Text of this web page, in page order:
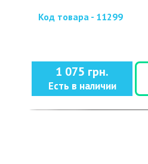
Код товара - 11299
1 075 грн.
Есть в наличии